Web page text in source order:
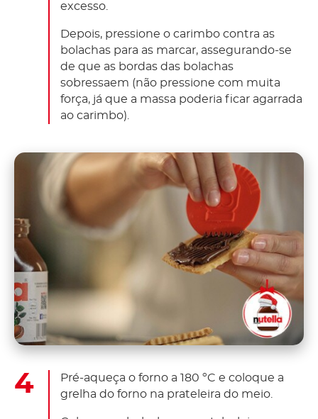
excesso.
Depois, pressione o carimbo contra as
bolachas para as marcar, assegurando-se
de que as bordas das bolachas
sobressaem (não pressione com muita
força, já que a massa poderia ficar agarrada
ao carimbo).
Pré-aqueça o forno a 180 ºC e coloque a
grelha do forno na prateleira do meio.